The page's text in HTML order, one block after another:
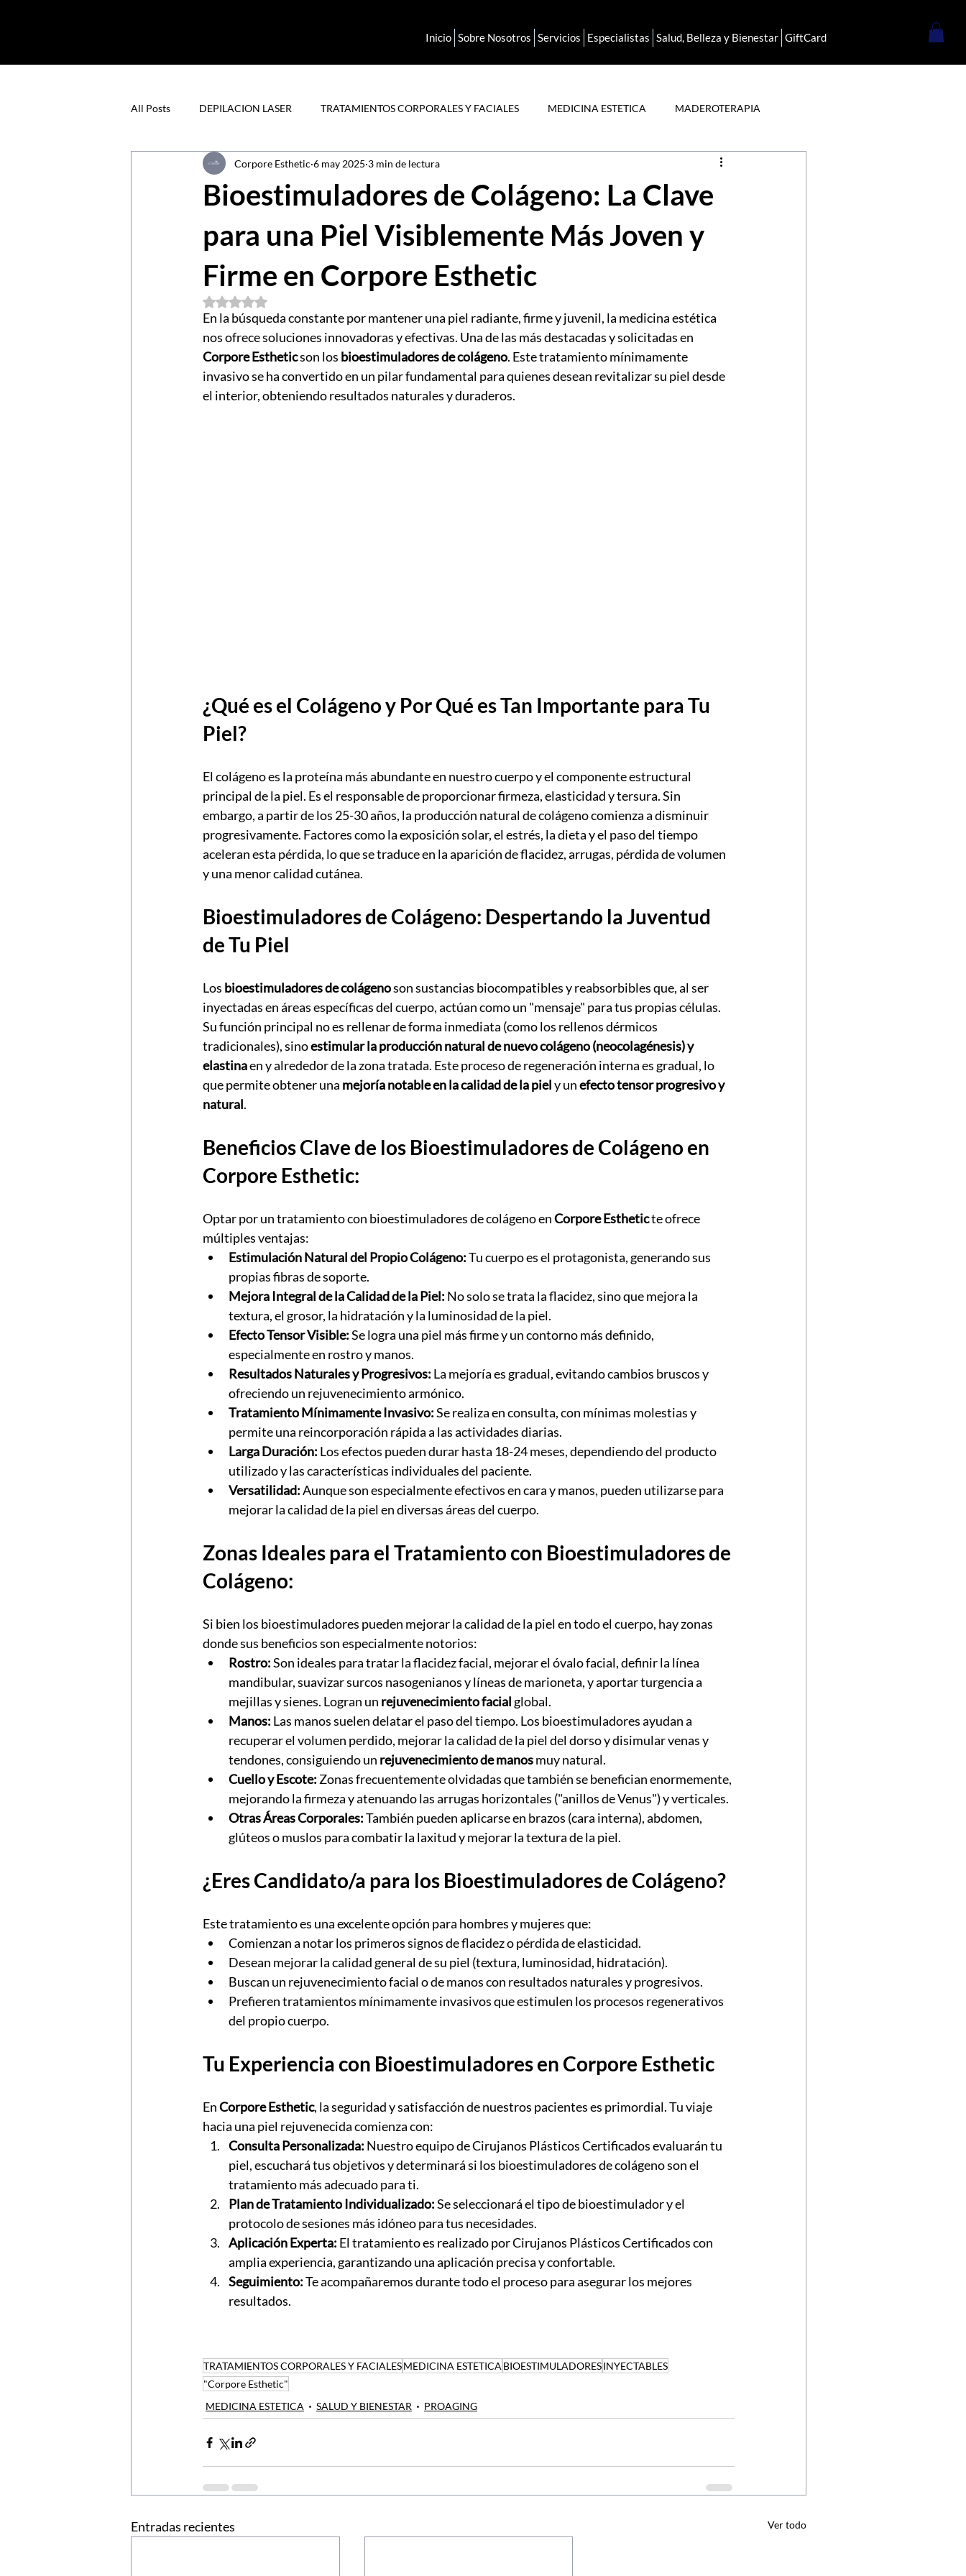
Inicio Sobre Nosotros Servicios Especialistas Salud, Belleza y Bienestar GiftCard
All Posts DEPILACION LASER TRATAMIENTOS CORPORALES Y FACIALES MEDICINA ESTETICA MADEROTERAPIA
SALUD Y BIENESTAR PROAGING BIOESTIMULADORES
Bioestimuladores de Colágeno: La Clave
para una Piel Visiblemente Más Joven y
Firme en Corpore Esthetic
Corpore Esthetic 6 may 2025 3 min de lectura
Obtuvo NaN de 5 estrellas.
En la búsqueda constante por mantener una piel radiante, firme y juvenil, la medicina estética
nos ofrece soluciones innovadoras y efectivas. Una de las más destacadas y solicitadas en
Corpore Esthetic son los bioestimuladores de colágeno. Este tratamiento mínimamente
invasivo se ha convertido en un pilar fundamental para quienes desean revitalizar su piel desde
el interior, obteniendo resultados naturales y duraderos.
¿Qué es el Colágeno y Por Qué es Tan Importante para Tu
Piel?
El colágeno es la proteína más abundante en nuestro cuerpo y el componente estructural
principal de la piel. Es el responsable de proporcionar firmeza, elasticidad y tersura. Sin
embargo, a partir de los 25-30 años, la producción natural de colágeno comienza a disminuir
progresivamente. Factores como la exposición solar, el estrés, la dieta y el paso del tiempo
aceleran esta pérdida, lo que se traduce en la aparición de flacidez, arrugas, pérdida de volumen
y una menor calidad cutánea.
Bioestimuladores de Colágeno: Despertando la Juventud
de Tu Piel
Los bioestimuladores de colágeno son sustancias biocompatibles y reabsorbibles que, al ser
inyectadas en áreas específicas del cuerpo, actúan como un "mensaje" para tus propias células.
Su función principal no es rellenar de forma inmediata (como los rellenos dérmicos
tradicionales), sino estimular la producción natural de nuevo colágeno (neocolagénesis) y
elastina en y alrededor de la zona tratada. Este proceso de regeneración interna es gradual, lo
que permite obtener una mejoría notable en la calidad de la piel y un efecto tensor progresivo y
natural.
Beneficios Clave de los Bioestimuladores de Colágeno en
Corpore Esthetic:
Optar por un tratamiento con bioestimuladores de colágeno en Corpore Esthetic te ofrece
múltiples ventajas:
Estimulación Natural del Propio Colágeno: Tu cuerpo es el protagonista, generando sus
propias fibras de soporte.
Mejora Integral de la Calidad de la Piel: No solo se trata la flacidez, sino que mejora la
textura, el grosor, la hidratación y la luminosidad de la piel.
Efecto Tensor Visible: Se logra una piel más firme y un contorno más definido,
especialmente en rostro y manos.
Resultados Naturales y Progresivos: La mejoría es gradual, evitando cambios bruscos y
ofreciendo un rejuvenecimiento armónico.
Tratamiento Mínimamente Invasivo: Se realiza en consulta, con mínimas molestias y
permite una reincorporación rápida a las actividades diarias.
Larga Duración: Los efectos pueden durar hasta 18-24 meses, dependiendo del producto
utilizado y las características individuales del paciente.
Versatilidad: Aunque son especialmente efectivos en cara y manos, pueden utilizarse para
mejorar la calidad de la piel en diversas áreas del cuerpo.
Zonas Ideales para el Tratamiento con Bioestimuladores de
Colágeno:
Si bien los bioestimuladores pueden mejorar la calidad de la piel en todo el cuerpo, hay zonas
donde sus beneficios son especialmente notorios:
Rostro: Son ideales para tratar la flacidez facial, mejorar el óvalo facial, definir la línea
mandibular, suavizar surcos nasogenianos y líneas de marioneta, y aportar turgencia a
mejillas y sienes. Logran un rejuvenecimiento facial global.
Manos: Las manos suelen delatar el paso del tiempo. Los bioestimuladores ayudan a
recuperar el volumen perdido, mejorar la calidad de la piel del dorso y disimular venas y
tendones, consiguiendo un rejuvenecimiento de manos muy natural.
Cuello y Escote: Zonas frecuentemente olvidadas que también se benefician enormemente,
mejorando la firmeza y atenuando las arrugas horizontales ("anillos de Venus") y verticales.
Otras Áreas Corporales: También pueden aplicarse en brazos (cara interna), abdomen,
glúteos o muslos para combatir la laxitud y mejorar la textura de la piel.
¿Eres Candidato/a para los Bioestimuladores de Colágeno?
Este tratamiento es una excelente opción para hombres y mujeres que:
Comienzan a notar los primeros signos de flacidez o pérdida de elasticidad.
Desean mejorar la calidad general de su piel (textura, luminosidad, hidratación).
Buscan un rejuvenecimiento facial o de manos con resultados naturales y progresivos.
Prefieren tratamientos mínimamente invasivos que estimulen los procesos regenerativos
del propio cuerpo.
Tu Experiencia con Bioestimuladores en Corpore Esthetic
En Corpore Esthetic, la seguridad y satisfacción de nuestros pacientes es primordial. Tu viaje
hacia una piel rejuvenecida comienza con:
Consulta Personalizada: Nuestro equipo de Cirujanos Plásticos Certificados evaluarán tu
piel, escuchará tus objetivos y determinará si los bioestimuladores de colágeno son el
tratamiento más adecuado para ti.
Plan de Tratamiento Individualizado: Se seleccionará el tipo de bioestimulador y el
protocolo de sesiones más idóneo para tus necesidades.
Aplicación Experta: El tratamiento es realizado por Cirujanos Plásticos Certificados con
amplia experiencia, garantizando una aplicación precisa y confortable.
Seguimiento: Te acompañaremos durante todo el proceso para asegurar los mejores
resultados.
TRATAMIENTOS CORPORALES Y FACIALESMEDICINA ESTETICA BIOESTIMULADORESINYECTABLES
"Corpore Esthetic"
MEDICINA ESTETICA
SALUD Y BIENESTAR PROAGING
Entradas recientes Ver todo